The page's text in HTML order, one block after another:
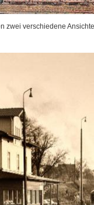
verschiedene